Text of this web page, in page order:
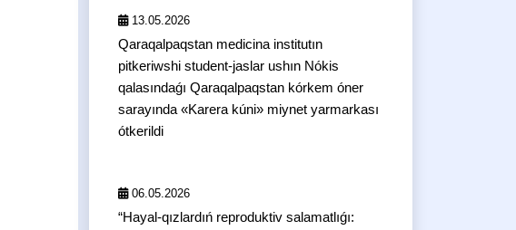
13.05.2026
Qaraqalpaqstan medicina institutın
pitkeriwshi student-jaslar ushın Nókis
qalasındaǵı Qaraqalpaqstan kórkem óner
sarayında «Karera kúni» miynet yarmarkası
ótkerildi
06.05.2026
“Hayal-qızlardıń reproduktiv salamatlıǵı: